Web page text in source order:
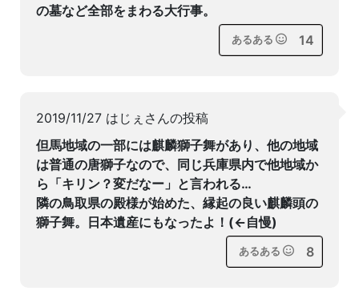
の墓など全部をまわる大行事。
あるある 14
2019/11/27 はじぇさんの投稿
但馬地域の一部には麒麟獅子舞があり、他の地域
は普通の唐獅子なので、同じ兵庫県内で他地域か
ら「キリン？変だなー」と言われる…
隣の鳥取県の殿様が始めた、縁起の良い麒麟頭の
獅子舞。日本遺産にもなったよ！(←自慢)
あるある 8